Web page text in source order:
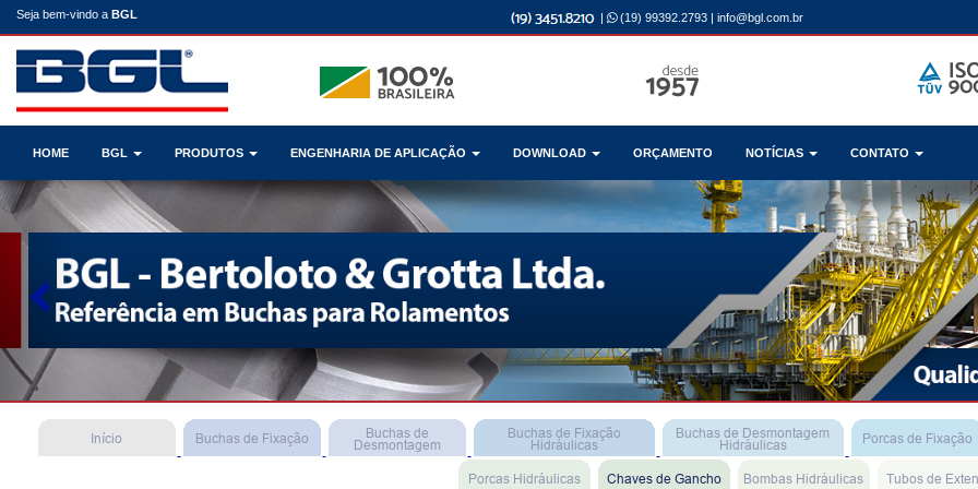
Seja bem-vindo a BGL | (19) 99392.2793 | info@bgl.com.br
HOME BGL PRODUTOS ENGENHARIA DE APLICAÇÃO DOWNLOAD ORÇAMENTO NOTÍCIAS CONTATO
Previous